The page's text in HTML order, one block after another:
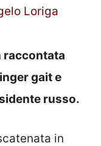
Loriga
raccontata
gait e
russo.
in